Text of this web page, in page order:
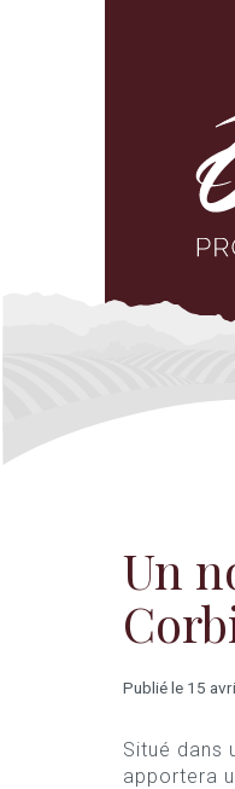
Un
Publié le 15
Situé dans
apportera